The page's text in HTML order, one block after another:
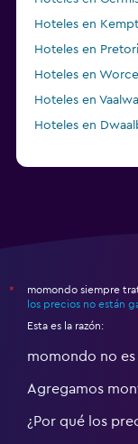
Hoteles en
Hoteles en
Hoteles en
Hoteles en
Hoteles en
*
momondo siempre
los precios no están
Esta es la razón:
momondo no
Agregamos
¿Por qué los